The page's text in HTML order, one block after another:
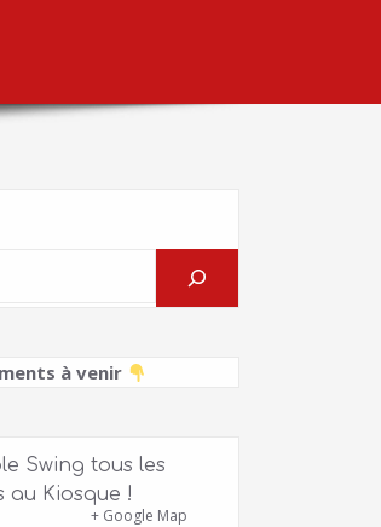
à venir
Swing tous les
au Kiosque !
+ Google Map